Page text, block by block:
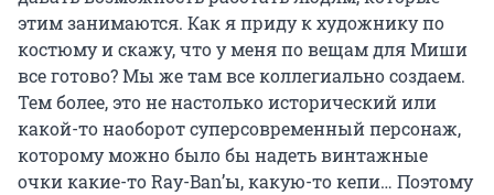
этим занимаются. Как я приду к художнику по
костюму и скажу, что у меня по вещам для Миши
все готово? Мы же там все коллегиально создаем.
Тем более, это не настолько исторический или
какой-то наоборот суперсовременный персонаж,
которому можно было бы надеть винтажные
очки какие-то Ray-Ban’ы, какую-то кепи… Поэтому